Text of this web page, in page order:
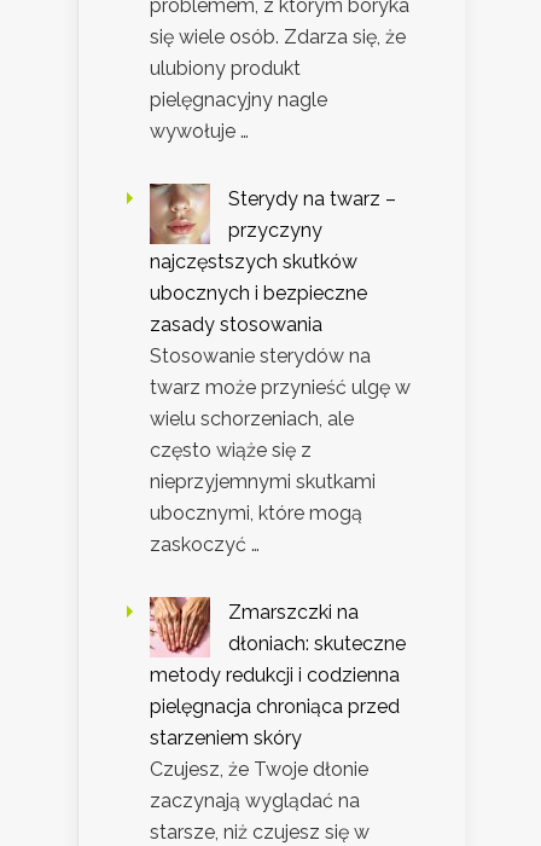
problemem, z którym boryka
się wiele osób. Zdarza się, że
ulubiony produkt
pielęgnacyjny nagle
wywołuje …
Sterydy na twarz –
przyczyny
najczęstszych skutków
ubocznych i bezpieczne
zasady stosowania
Stosowanie sterydów na
twarz może przynieść ulgę w
wielu schorzeniach, ale
często wiąże się z
nieprzyjemnymi skutkami
ubocznymi, które mogą
zaskoczyć …
Zmarszczki na
dłoniach: skuteczne
metody redukcji i codzienna
pielęgnacja chroniąca przed
starzeniem skóry
Czujesz, że Twoje dłonie
zaczynają wyglądać na
starsze, niż czujesz się w